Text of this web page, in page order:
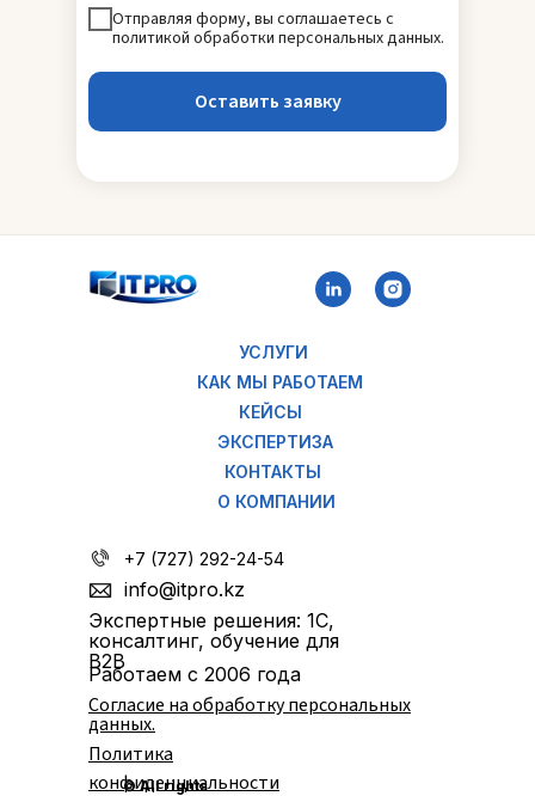
Отправляя форму, вы соглашаетесь с
политикой обработки персональных данных.
Оставить заявку
© All rights
Экспертные решения: 1С,
консалтинг, обучение для
B2B
Работаем с 2006 года
О КОМПАНИИ
КОНТАКТЫ
КАК МЫ РАБОТАЕМ
КЕЙСЫ
ЭКСПЕРТИЗА
УСЛУГИ
+7 (727) 292-24-54
info@itpro.kz
Политика
конфиденциальности
Согласие на обработку персональных
данных.